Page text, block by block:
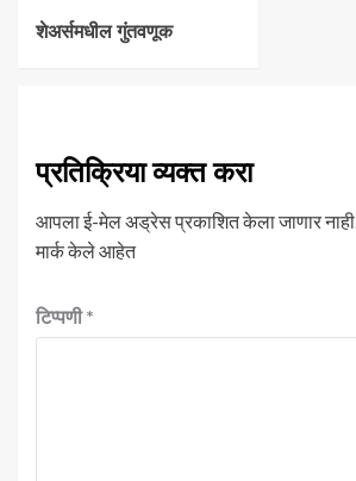
शेअर्समधील गुंतवणूक
प्रतिक्रिया व्यक्त करा
आपला ई-मेल अड्रेस प्रकाशित केला जाणार नाही.
मार्क केले आहेत
टिप्पणी*